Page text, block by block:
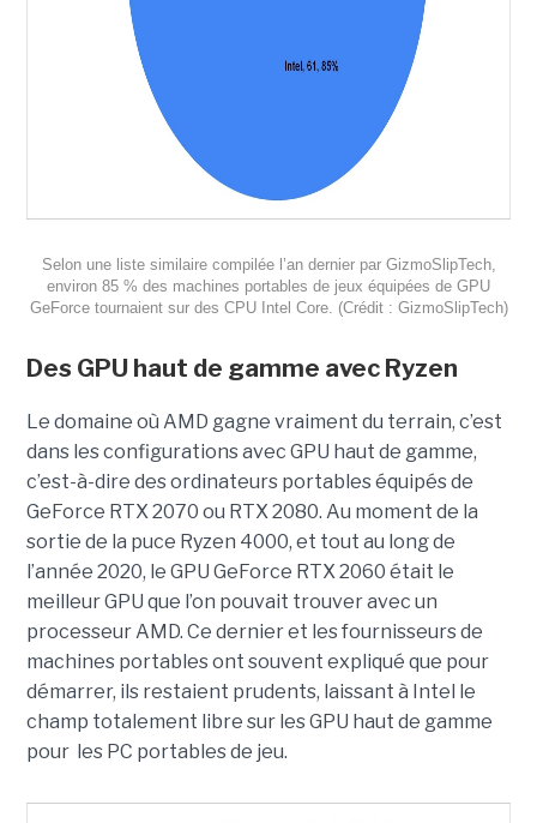
Selon une liste similaire compilée l’an dernier par GizmoSlipTech,
environ 85 % des machines portables de jeux équipées de GPU
GeForce tournaient sur des CPU Intel Core. (Crédit : GizmoSlipTech)
Des GPU haut de gamme avec Ryzen
Le domaine où AMD gagne vraiment du terrain, c’est
dans les configurations avec GPU haut de gamme,
c’est-à-dire des ordinateurs portables équipés de
GeForce RTX 2070 ou RTX 2080. Au moment de la
sortie de la puce Ryzen 4000, et tout au long de
l’année 2020, le GPU GeForce RTX 2060 était le
meilleur GPU que l’on pouvait trouver avec un
processeur AMD. Ce dernier et les fournisseurs de
machines portables ont souvent expliqué que pour
démarrer, ils restaient prudents, laissant à Intel le
champ totalement libre sur les GPU haut de gamme
pour les PC portables de jeu.